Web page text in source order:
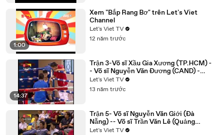
1:00
Xem "Bắp Rang Bơ" trên Let's Viet
Channel
Let's Viet TV
12 năm trước
14:37
Trận 3-Võ sĩ Xầu Gia Xương (TP.HCM) -
- Võ sĩ Nguyễn Văn Đương (CAND) -
YouTube
Let's Viet TV
13 năm trước
Trận 5- Võ sĩ Nguyễn Văn Giới (Đà
Nẵng) -- Võ sĩ Trần Văn Lê (Quảng
Ngãi) - YouTube
Let's Viet TV